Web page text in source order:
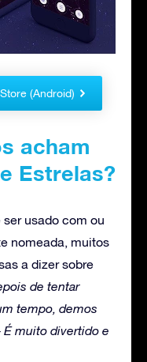
(Android)
acham
Estrelas?
usado com ou
nomeada, muitos
a dizer sobre
de tentar
tempo, demos
É muito divertido e